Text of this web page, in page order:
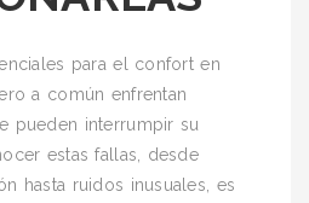
para el confort en
a común enfrentan
pueden interrumpir su
estas fallas, desde
hasta ruidos inusuales, es